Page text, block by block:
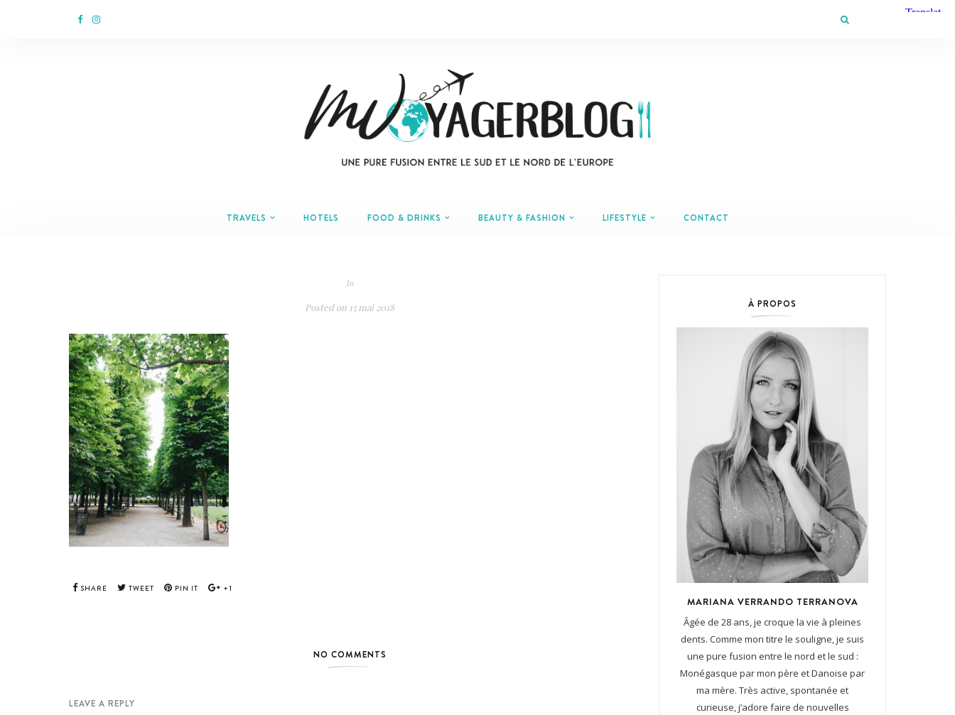
TRAVELS HOTELS FOOD & DRINKS BEAUTY & FASHION LIFESTYLE CONTACT
In
Posted on 15 mai 2018
SHARE TWEET PIN IT +1
NO COMMENTS
LEAVE A REPLY
À PROPOS
MARIANA VERRANDO TERRANOVA
Âgée de 28 ans, je croque la vie à pleines
dents. Comme mon titre le souligne, je suis
une pure fusion entre le nord et le sud :
Monégasque par mon père et Danoise par
ma mère. Très active, spontanée et
curieuse, j’adore faire de nouvelles